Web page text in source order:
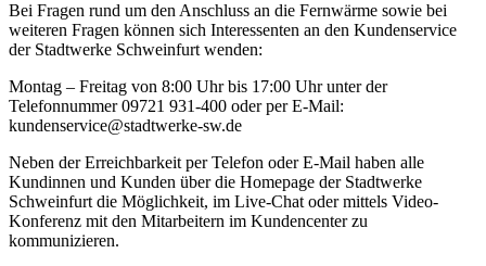
Bei Fragen rund um den Anschluss an die Fernwärme sowie bei
weiteren Fragen können sich Interessenten an den Kundenservice
der Stadtwerke Schweinfurt wenden:
Montag – Freitag von 8:00 Uhr bis 17:00 Uhr unter der
Telefonnummer 09721 931-400 oder per E-Mail:
kundenservice@stadtwerke-sw.de
Neben der Erreichbarkeit per Telefon oder E-Mail haben alle
Kundinnen und Kunden über die Homepage der Stadtwerke
Schweinfurt die Möglichkeit, im Live-Chat oder mittels Video-
Konferenz mit den Mitarbeitern im Kundencenter zu
kommunizieren.